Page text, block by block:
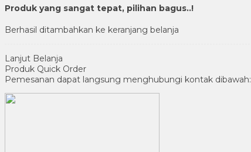
Produk yang sangat tepat, pilihan bagus..!
Berhasil ditambahkan ke keranjang belanja
Lanjut Belanja
Produk Quick Order
Pemesanan dapat langsung menghubungi kontak dibawah: